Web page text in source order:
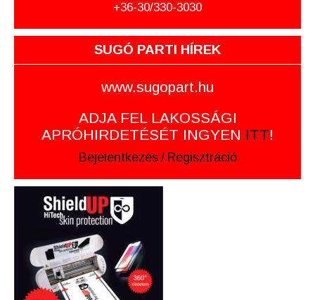
+36-30/330-3030
SUGÓ PARTI HÍREK
www.sugopart.hu
ADJA FEL LAKOSSÁGI
APRÓHIRDETÉSÉT INGYEN ITT!
Bejelentkezés / Regisztráció